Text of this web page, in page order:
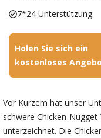
7*24 Unterstützung
Holen Sie sich ein
kostenloses
Vor Kurzem hat unser
schwere Chicken-
unterzeichnet. Die